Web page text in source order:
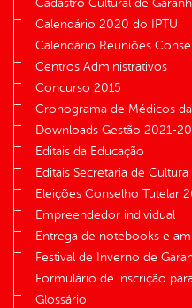
Cadastro Cultural de
Calendário 2020 do IPTU
Calendário Reuniões
Centros Administrativos
Concurso 2015
Cronograma de Médicos
Downloads Gestão 2021-
Editais da Educação
Editais Secretaria de Cultura
Eleições Conselho Tutelar
Empreendedor individual
Entrega de notebooks e
Festival de Inverno de
Formulário de inscrição
Glossário